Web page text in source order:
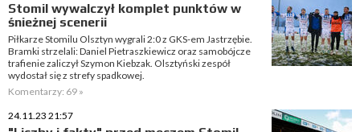
Stomil wywalczył komplet punktów w
śnieżnej scenerii
Piłkarze Stomilu Olsztyn wygrali 2:0 z GKS-em Jastrzębie.
Bramki strzelali: Daniel Pietraszkiewicz oraz samobójcze
trafienie zaliczył Szymon Kiebzak. Olsztyński zespół
wydostał się z strefy spadkowej.
Komentarzy: 69 »
24.11.23 21:57